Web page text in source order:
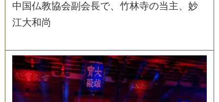
中 国仏教協会副 会長で、 竹林寺の当主、 妙
江大和尚